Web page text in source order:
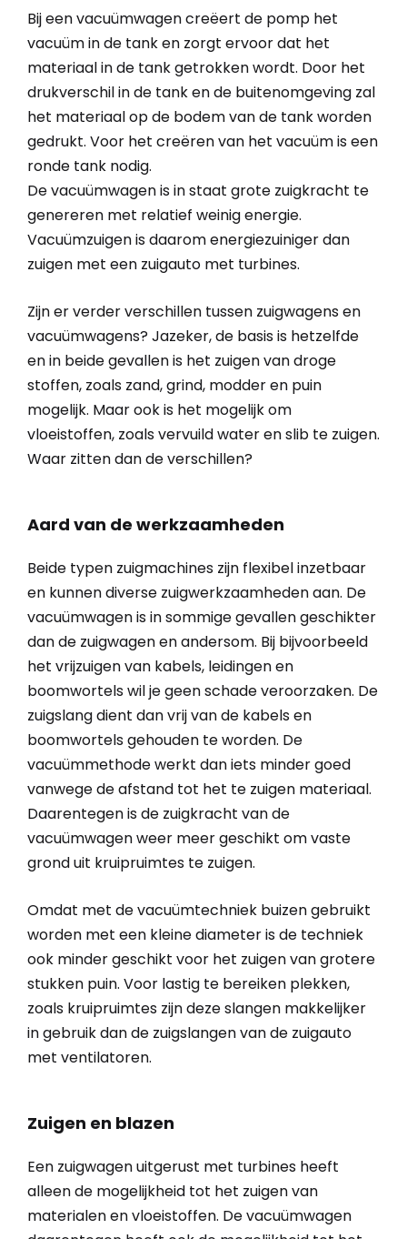
Bij een vacuümwagen creëert de pomp het
vacuüm in de tank en zorgt ervoor dat het
materiaal in de tank getrokken wordt. Door het
drukverschil in de tank en de buitenomgeving zal
het materiaal op de bodem van de tank worden
gedrukt. Voor het creëren van het vacuüm is een
ronde tank nodig.
De vacuümwagen is in staat grote zuigkracht te
genereren met relatief weinig energie.
Vacuümzuigen is daarom energiezuiniger dan
zuigen met een zuigauto met turbines.
Zijn er verder verschillen tussen zuigwagens en
vacuümwagens? Jazeker, de basis is hetzelfde
en in beide gevallen is het zuigen van droge
stoffen, zoals zand, grind, modder en puin
mogelijk. Maar ook is het mogelijk om
vloeistoffen, zoals vervuild water en slib te zuigen.
Waar zitten dan de verschillen?
Aard van de werkzaamheden
Beide typen zuigmachines zijn flexibel inzetbaar
en kunnen diverse zuigwerkzaamheden aan. De
vacuümwagen is in sommige gevallen geschikter
dan de zuigwagen en andersom. Bij bijvoorbeeld
het vrijzuigen van kabels, leidingen en
boomwortels wil je geen schade veroorzaken. De
zuigslang dient dan vrij van de kabels en
boomwortels gehouden te worden. De
vacuümmethode werkt dan iets minder goed
vanwege de afstand tot het te zuigen materiaal.
Daarentegen is de zuigkracht van de
vacuümwagen weer meer geschikt om vaste
grond uit kruipruimtes te zuigen.
Omdat met de vacuümtechniek buizen gebruikt
worden met een kleine diameter is de techniek
ook minder geschikt voor het zuigen van grotere
stukken puin. Voor lastig te bereiken plekken,
zoals kruipruimtes zijn deze slangen makkelijker
in gebruik dan de zuigslangen van de zuigauto
met ventilatoren.
Zuigen en blazen
Een zuigwagen uitgerust met turbines heeft
alleen de mogelijkheid tot het zuigen van
materialen en vloeistoffen. De vacuümwagen